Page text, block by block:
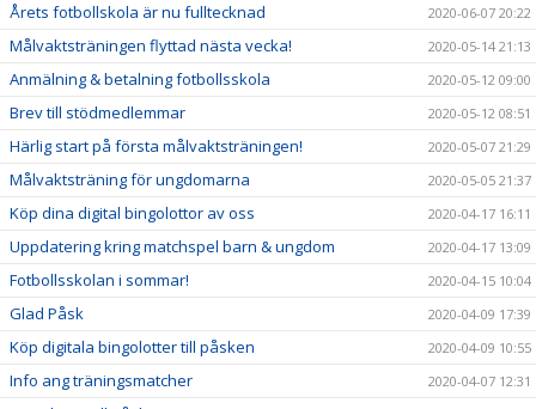
Årets fotbollskola är nu fulltecknad 2020-06-07 20:22
Målvaktsträningen flyttad nästa vecka! 2020-05-14 21:13
Anmälning & betalning fotbollsskola 2020-05-12 09:00
Brev till stödmedlemmar 2020-05-12 08:51
Härlig start på första målvaktsträningen! 2020-05-07 21:29
Målvaktsträning för ungdomarna 2020-05-05 21:37
Köp dina digital bingolottor av oss 2020-04-17 16:11
Uppdatering kring matchspel barn & ungdom 2020-04-17 13:09
Fotbollsskolan i sommar! 2020-04-15 10:04
Glad Påsk 2020-04-09 17:39
Köp digitala bingolotter till påsken 2020-04-09 10:55
Info ang träningsmatcher 2020-04-07 12:31